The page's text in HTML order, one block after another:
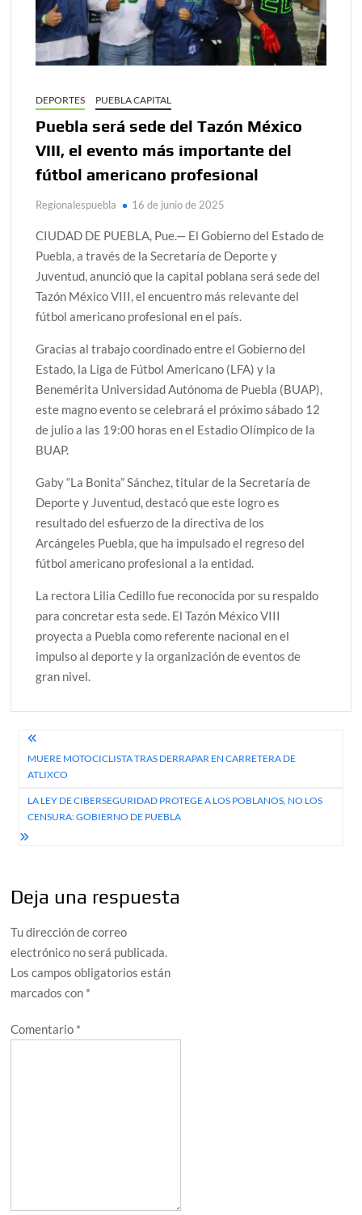
DEPORTES PUEBLA CAPITAL
Puebla será sede del Tazón México
VIII, el evento más importante del
fútbol americano profesional
Regionalespuebla 16 de junio de 2025
CIUDAD DE PUEBLA, Pue.— El Gobierno del Estado de
Puebla, a través de la Secretaría de Deporte y
Juventud, anunció que la capital poblana será sede del
Tazón México VIII, el encuentro más relevante del
fútbol americano profesional en el país.
Gracias al trabajo coordinado entre el Gobierno del
Estado, la Liga de Fútbol Americano (LFA) y la
Benemérita Universidad Autónoma de Puebla (BUAP),
este magno evento se celebrará el próximo sábado 12
de julio a las 19:00 horas en el Estadio Olímpico de la
BUAP.
Gaby “La Bonita” Sánchez, titular de la Secretaría de
Deporte y Juventud, destacó que este logro es
resultado del esfuerzo de la directiva de los
Arcángeles Puebla, que ha impulsado el regreso del
fútbol americano profesional a la entidad.
La rectora Lilia Cedillo fue reconocida por su respaldo
para concretar esta sede. El Tazón México VIII
proyecta a Puebla como referente nacional en el
impulso al deporte y la organización de eventos de
gran nivel.
Navegación
de
entradas
MUERE MOTOCICLISTA TRAS DERRAPAR EN CARRETERA DE
ATLIXCO
LA LEY DE CIBERSEGURIDAD PROTEGE A LOS POBLANOS, NO LOS
CENSURA: GOBIERNO DE PUEBLA
Deja una respuesta
Tu dirección de correo
electrónico no será publicada.
Los campos obligatorios están
marcados con *
Comentario *